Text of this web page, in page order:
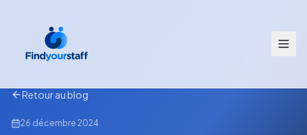
Retour au blog
26 décembre 2024